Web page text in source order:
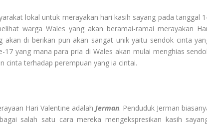
lokal untuk merayakan hari kasih sayang pada tanggal
warga Wales yang akan beramai-ramai merayakan
akan di berikan pun akan sangat unik yaitu sendok cinta
17 yang mana para pria di Wales akan mulai menghias
cinta terhadap perempuan yang ia cintai.
Hari Valentine adalah Jerman. Penduduk Jerman
salah satu cara mereka mengekspresikan kasih